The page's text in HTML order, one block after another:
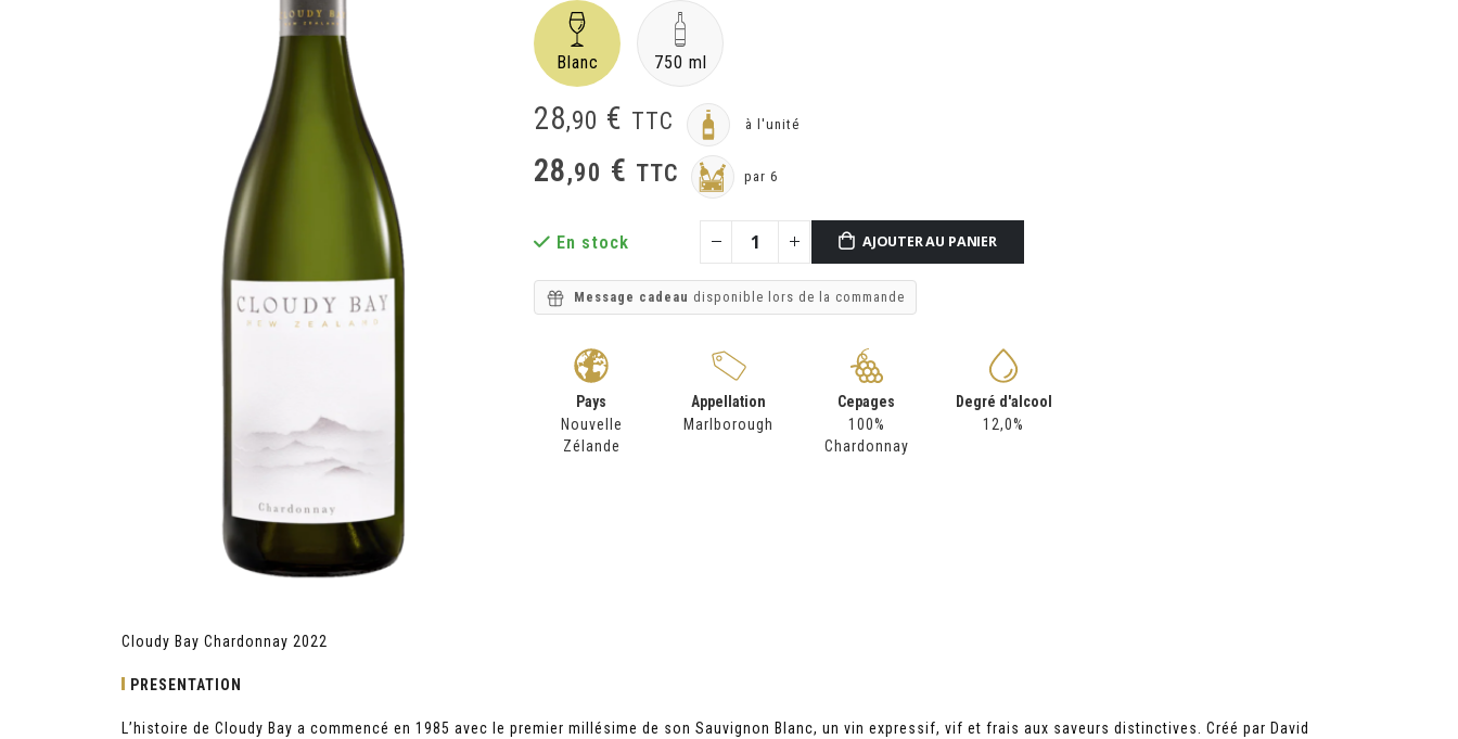
Blanc 750 ml
28,90 € TTC à l'unité
28,90 € TTC par 6
En stock AJOUTER AU PANIER
Message cadeau disponible lors de la commande
Pays
Nouvelle
Zélande
Appellation
Marlborough
Cepages
100%
Chardonnay
Degré d'alcool
12,0%
Cloudy Bay Chardonnay 2022
PRESENTATION
L’histoire de Cloudy Bay a commencé en 1985 avec le premier millésime de son Sauvignon Blanc, un vin expressif, vif et frais aux saveurs distinctives. Créé par David